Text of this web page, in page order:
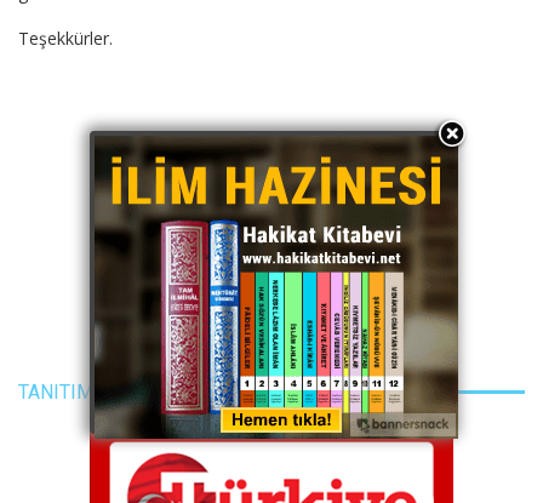
Teşekkürler.
TANITIM